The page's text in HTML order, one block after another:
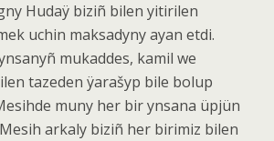
Hudaÿ biziñ bilen yitirilen
uchin maksadyny ayan etdi.
mukaddes, kamil we
tazeden ÿarašyp bile bolup
muny her bir ynsana üpjün
arkaly biziñ her birimiz bilen